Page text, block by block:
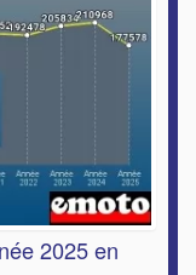
2025 en